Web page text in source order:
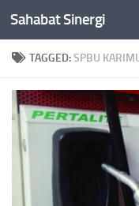
Skip to content
Sahabat Sinergi
TAGGED:SPBU